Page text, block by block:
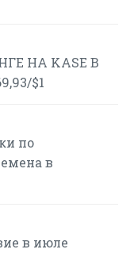
НА KASE В
$1
по
в
в июле